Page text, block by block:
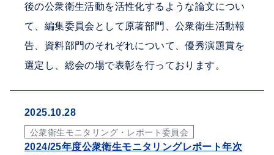
後の公衆衛生活動を活性化するような論文につい
て、編集委員会として原著部門、公衆衛生活動報
告、資料部門のそれぞれについて、優秀演題賞を
選定し、総会の場で表彰を行っております。
2025.10.28
公衆衛生モニタリング・レポート委員会
2024/25年度公衆衛生モニタリングレポート年次